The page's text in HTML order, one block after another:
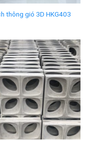
thông gió 3D HKG403